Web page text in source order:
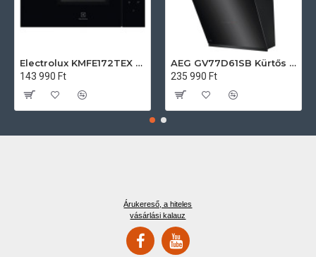
Electrolux KMFE172TEX Felsőszekrénybe építhető mikrohullámú sütő
143 990 Ft
AEG GV77D61SB Kürtős páraelszívó
235 990 Ft
Árukereső, a hiteles
vásárlási kalauz